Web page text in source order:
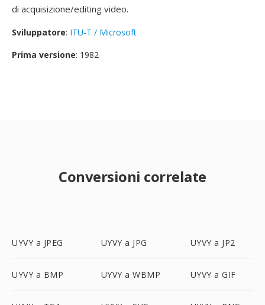
di acquisizione/editing video.
Sviluppatore: ITU-T / Microsoft
Prima versione: 1982
Conversioni correlate
UYVY a JPEG UYVY a JPG UYVY a JP2
UYVY a BMP UYVY a WBMP UYVY a GIF